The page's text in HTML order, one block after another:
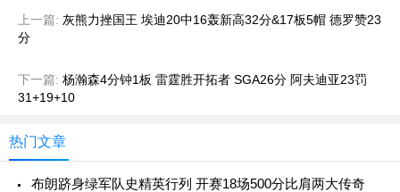
上一篇: 灰熊力挫国王 埃迪20中16轰新高32分&17板5帽 德罗赞23
分
下一篇: 杨瀚森4分钟1板 雷霆胜开拓者 SGA26分 阿夫迪亚23罚
31+19+10
热门文章
布朗跻身绿军队史精英行列 开赛18场500分比肩两大传奇